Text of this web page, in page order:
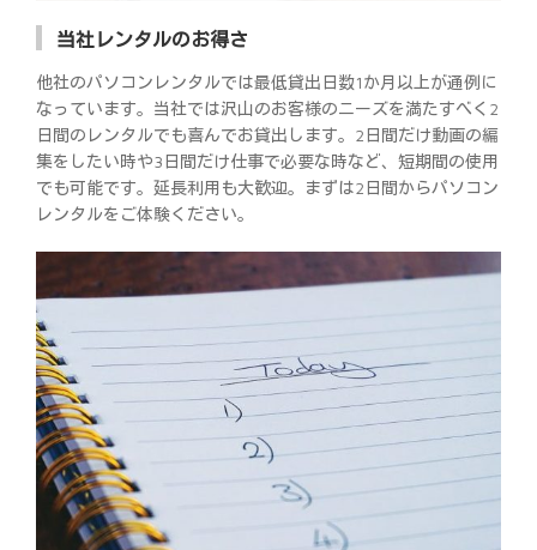
当社レンタルのお得さ
他社のパソコンレンタルでは最低貸出日数1か月以上が通例に
なっています。当社では沢山のお客様のニーズを満たすべく2
日間のレンタルでも喜んでお貸出します。2日間だけ動画の編
集をしたい時や3日間だけ仕事で必要な時など、短期間の使用
でも可能です。延長利用も大歓迎。まずは2日間からパソコン
レンタルをご体験ください。